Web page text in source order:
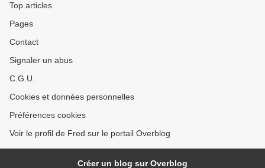
Top articles
Pages
Contact
Signaler un abus
C.G.U.
Cookies et données personnelles
Préférences cookies
Voir le profil de Fred sur le portail Overblog
Créer un blog sur Overblog